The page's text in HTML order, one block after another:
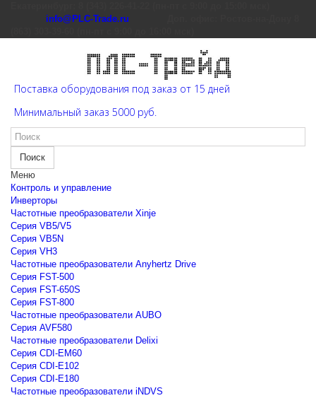
info@PLC-Trade.ru
Поставка оборудования под заказ от 15 дней
Минимальный заказ 5000 руб.
Поиск
Меню
Контроль и управление
Инверторы
Частотные преобразователи Xinje
Cерия VB5/V5
Cерия VB5N
Cерия VH3
Частотные преобразователи Anyhertz Drive
Серия FST-500
Серия FST-650S
Серия FST-800
Частотные преобразователи AUBO
Серия AVF580
Частотные преобразователи Delixi
Серия CDI-EM60
Серия CDI-E102
Серия CDI-E180
Частотные преобразователи iNDVS